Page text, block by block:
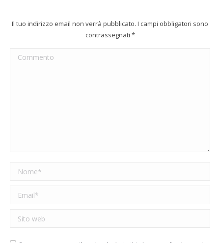
Il tuo indirizzo email non verrà pubblicato. I campi obbligatori sono
contrassegnati *
Commento
Nome *
Email *
Sito web